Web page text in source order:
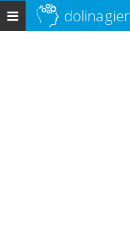
Menu
główne
dolinagier